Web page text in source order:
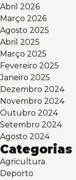
Abril 2026
Março 2026
Agosto 2025
Abril 2025
Março 2025
Fevereiro 2025
Janeiro 2025
Dezembro 2024
Novembro 2024
Outubro 2024
Setembro 2024
Agosto 2024
Categorias
Agricultura
Deporto